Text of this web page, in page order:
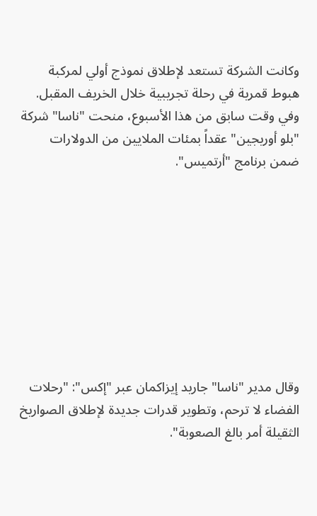
وكانت الشركة تستعد لإطلاق نموذج أولي لمركبة
هبوط قمرية في رحلة تجريبية خلال الخريف المقبل.
وفي وقت سابق من هذا الأسبوع، منحت "ناسا" شركة
"بلو أوريجين" عقداً بمئات الملايين من الدولارات
ضمن برنامج "أرتميس".
وقال مدير "ناسا" جاريد إيزاكمان عبر "إكس": "رحلات
الفضاء لا ترحم، وتطوير قدرات جديدة لإطلاق الصواريخ
الثقيلة أمر بالغ الصعوبة".